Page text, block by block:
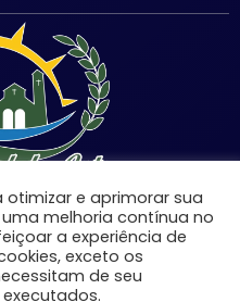
de São Miguel
otimizar e aprimorar sua
melhoria contínua no
a experiência de
exceto os
de seu